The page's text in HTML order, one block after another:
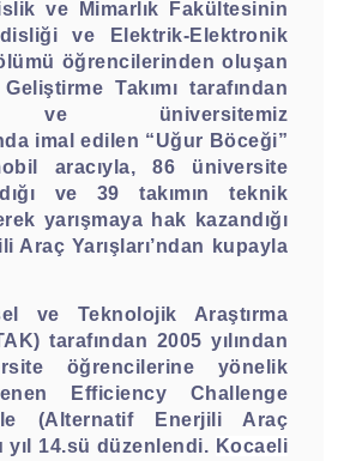
ve Mimarlık Fakültesinin
ve Elektrik-Elektronik
öğrencilerinden oluşan
Takımı tarafından
ve üniversitemiz
imal edilen “Uğur Böceği”
aracıyla, 86 üniversite
ve 39 takımın teknik
yarışmaya hak kazandığı
Araç Yarışları’ndan kupayla
ve Teknolojik Araştırma
tarafından 2005 yılından
öğrencilerine yönelik
Efficiency Challenge
(Alternatif Enerjili Araç
yıl 14.sü düzenlendi. Kocaeli